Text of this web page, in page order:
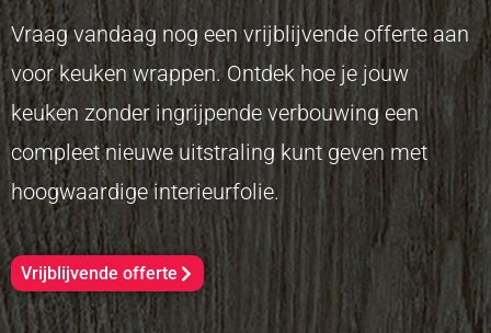
Vraag vandaag nog een vrijblijvende offerte aan
voor keuken wrappen. Ontdek hoe je jouw
keuken zonder ingrijpende verbouwing een
compleet nieuwe uitstraling kunt geven met
hoogwaardige interieurfolie.
Vrijblijvende offerte